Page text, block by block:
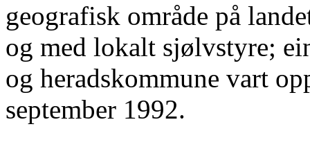
geografisk område på
og med lokalt sjølvstyre;
og heradskommune vart
september 1992.